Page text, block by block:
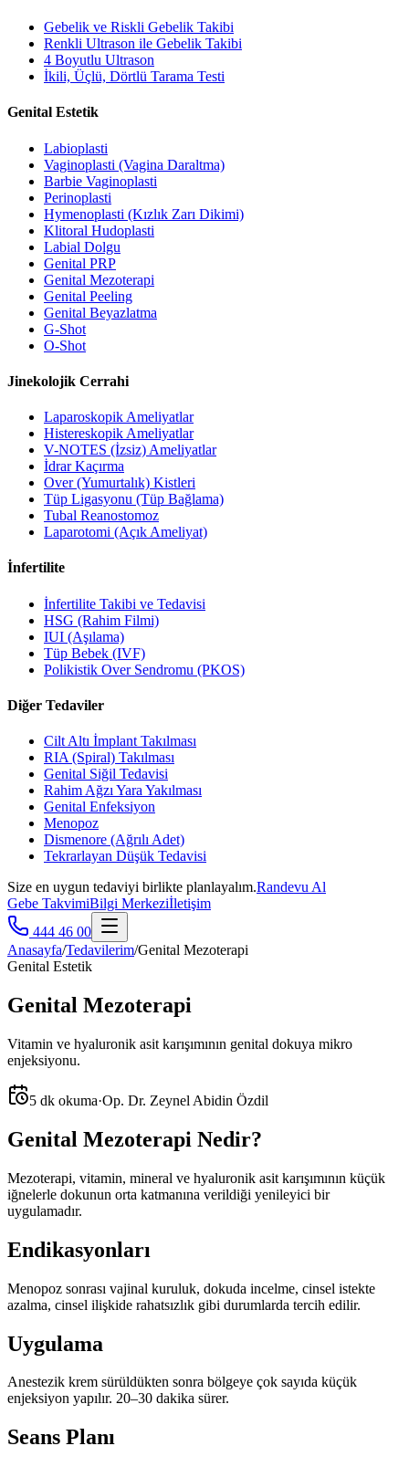
Gebelik ve Riskli Gebelik Takibi
Renkli Ultrason ile Gebelik Takibi
4 Boyutlu Ultrason
İkili, Üçlü, Dörtlü Tarama Testi
Genital Estetik
Labioplasti
Vaginoplasti (Vagina Daraltma)
Barbie Vaginoplasti
Perinoplasti
Hymenoplasti (Kızlık Zarı Dikimi)
Klitoral Hudoplasti
Labial Dolgu
Genital PRP
Genital Mezoterapi
Genital Peeling
Genital Beyazlatma
G-Shot
O-Shot
Jinekolojik Cerrahi
Laparoskopik Ameliyatlar
Histereskopik Ameliyatlar
V-NOTES (İzsiz) Ameliyatlar
İdrar Kaçırma
Over (Yumurtalık) Kistleri
Tüp Ligasyonu (Tüp Bağlama)
Tubal Reanostomoz
Laparotomi (Açık Ameliyat)
İnfertilite
İnfertilite Takibi ve Tedavisi
HSG (Rahim Filmi)
IUI (Aşılama)
Tüp Bebek (IVF)
Polikistik Over Sendromu (PKOS)
Diğer Tedaviler
Cilt Altı İmplant Takılması
RIA (Spiral) Takılması
Genital Siğil Tedavisi
Rahim Ağzı Yara Yakılması
Genital Enfeksiyon
Menopoz
Dismenore (Ağrılı Adet)
Tekrarlayan Düşük Tedavisi
Size en uygun tedaviyi birlikte planlayalım.Randevu Al
Gebe TakvimiBilgi Merkeziİletişim
444 46 00
Anasayfa/Tedavilerim/Genital Mezoterapi
Genital Estetik
Genital Mezoterapi
Vitamin ve hyaluronik asit karışımının genital dokuya mikro
enjeksiyonu.
5 dk okuma·Op. Dr. Zeynel Abidin Özdil
Genital Mezoterapi Nedir?
Mezoterapi, vitamin, mineral ve hyaluronik asit karışımının küçük
iğnelerle dokunun orta katmanına verildiği yenileyici bir
uygulamadır.
Endikasyonları
Menopoz sonrası vajinal kuruluk, dokuda incelme, cinsel istekte
azalma, cinsel ilişkide rahatsızlık gibi durumlarda tercih edilir.
Uygulama
Anestezik krem sürüldükten sonra bölgeye çok sayıda küçük
enjeksiyon yapılır. 20–30 dakika sürer.
Seans Planı